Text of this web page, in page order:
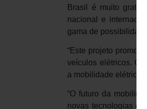
Brasil é muito
nacional e
gama de
“Este projeto
veículos elétricos.
a mobilidade elétrica
“O futuro da
novas tecnologias